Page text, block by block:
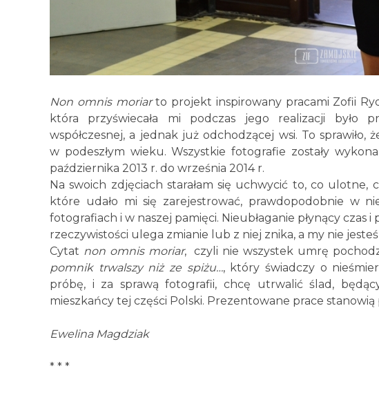
Non omnis moriarto projekt inspirowany pracami Zofii
która przyświecała mi podczas jego realizacji było
współczesnej, a jednak już odchodzącej wsi. To sprawiło,
w podeszłym wieku. Wszystkie fotografie zostały
października 2013 r. do września 2014 r.
Na swoich zdjęciach starałam się uchwycić to, co ulotne,
które udało mi się zarejestrować, prawdopodobnie w
fotografiach i w naszej pamięci. Nieubłaganie płynący czas
rzeczywistości ulega zmianie lub z niej znika, a my nie
Cytat non omnis moriar, czyli nie wszystek umrę
pomnik trwalszy niż ze spiżu…, który świadczy o
próbę, i za sprawą fotografii, chcę utrwalić ślad,
mieszkańcy tej części Polski. Prezentowane prace
Ewelina Magdziak
* * *